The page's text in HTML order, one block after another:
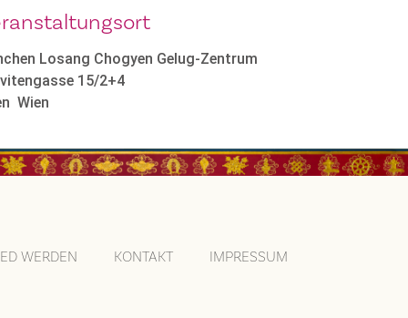
Losang Chogyen Gelug-Zentrum
15/2+4
Wien
WERDEN KONTAKT IMPRESSUM